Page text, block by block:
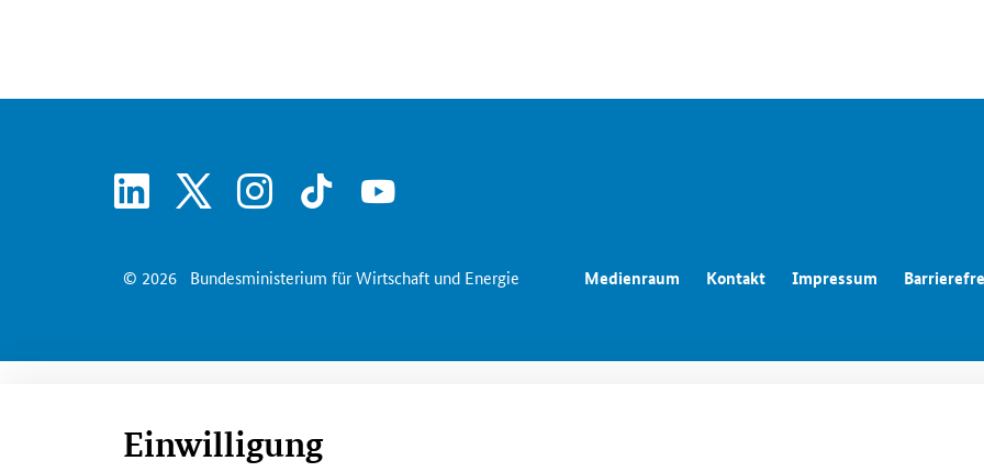
linkedin instagram tiktok youtube
© 2026 Bundesministerium für Wirtschaft und Energie Medienraum Kontakt Impressum
Einwilligung